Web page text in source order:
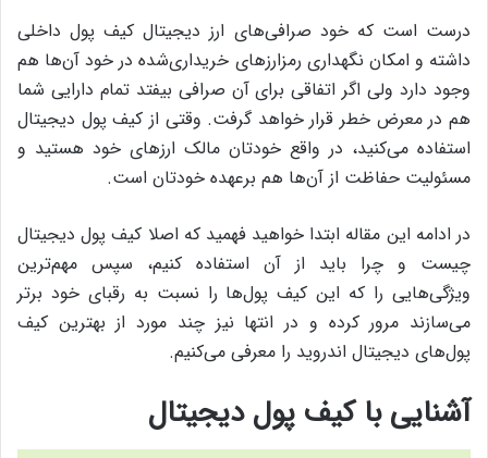
درست است که خود صرافی‌های ارز دیجیتال کیف پول داخلی
داشته و امکان نگهداری رمزارزهای خریداری‌شده در خود آن‌ها هم
وجود دارد ولی اگر اتفاقی برای آن صرافی بیفتد تمام دارایی شما
هم در معرض خطر قرار خواهد گرفت. وقتی از کیف پول دیجیتال
استفاده می‌کنید، در واقع خودتان مالک ارزهای خود هستید و
مسئولیت حفاظت از آن‌ها هم برعهده‌ خودتان است.
در ادامه‌ این مقاله ابتدا خواهید فهمید که اصلا کیف پول دیجیتال
چیست و چرا باید از آن استفاده کنیم، سپس مهم‌ترین
ویژگی‌هایی را که این کیف پول‌ها را نسبت به رقبای خود برتر
می‌سازند مرور کرده و در انتها نیز چند مورد از بهترین کیف
پول‌های دیجیتال اندروید را معرفی می‌کنیم.
آشنایی با کیف پول دیجیتال